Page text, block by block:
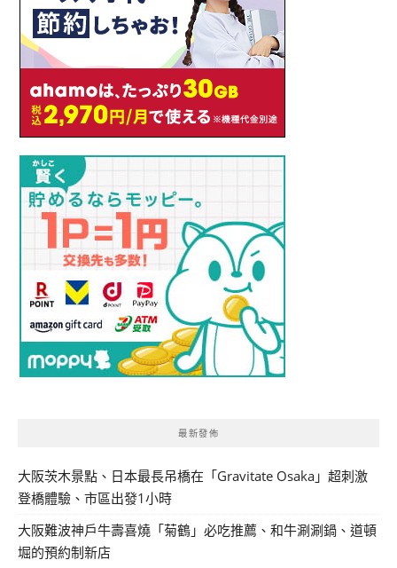
最新發佈
大阪茨木景點、日本最長吊橋在「Gravitate Osaka」超刺激
登橋體驗、市區出發1小時
大阪難波神戶牛壽喜燒「菊鶴」必吃推薦、和牛涮涮鍋、道頓
堀的預約制新店